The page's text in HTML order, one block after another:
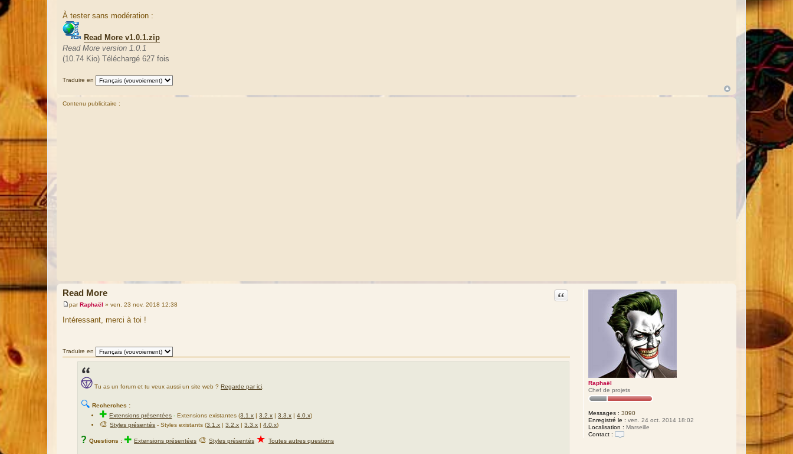
À tester sans modération :
Read More v1.0.1.zip
Read More version 1.0.1
(10.74 Kio) Téléchargé 627 fois
Traduire en
Contenu publicitaire :
Raphaël
Chef de projets
Messages : 3090
Enregistré le : ven. 24 oct. 2014 18:02
Localisation : Marseille
Contact :
Read More Citation
M
e
s
e
parRaphaël » ven. 23 nov. 2018 12:38
Intéressant, merci à toi !
Traduire en
Tu as un forum et tu veux aussi un site web ? Regarde par ici
🔍 Recherches :
✚Extensions présentées -Extensions existantes (3.1.x |3.2.x |3.3.x |4.0.x)
🎨Styles présentés - Styles existants (3.1.x |3.2.x |3.3.x |4.0.x)
? Questions : ✚ Extensions présentées 🎨 Styles présentés ★ Toutes autres questions